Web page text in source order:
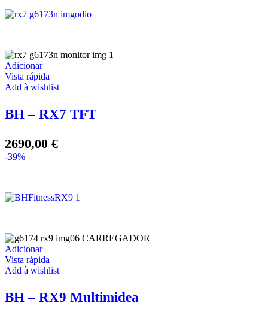
2390,00 €.
Adicionar
Vista rápida
Add à wishlist
BH – RX7 TFT
2690,00 €
-39%
Adicionar
Vista rápida
Add à wishlist
BH – RX9 Multimidea